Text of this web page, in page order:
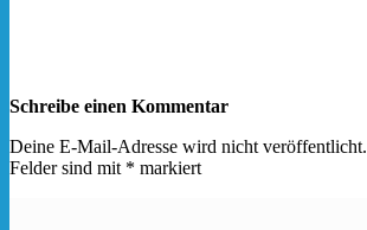
Schreibe einen Kommentar
Deine E-Mail-Adresse wird nicht veröffentlicht.
Felder sind mit * markiert